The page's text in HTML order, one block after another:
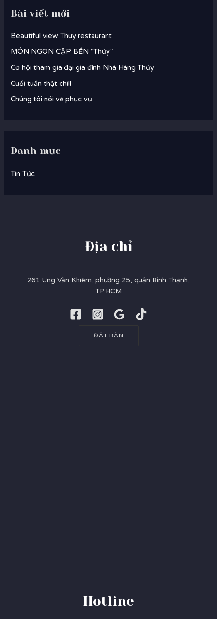
Bài viết mới
Beautiful view Thuy restaurant
MÓN NGON CẬP BẾN “Thủy”
Cơ hội tham gia đại gia đình Nhà Hàng Thủy
Cuối tuần thật chill
Chúng tôi nói về phục vụ
Danh mục
Tin Tức
Địa chỉ
261 Ung Văn Khiêm, phường 25, quận Bình Thạnh,
TP.HCM
ĐẶT BÀN
Hotline